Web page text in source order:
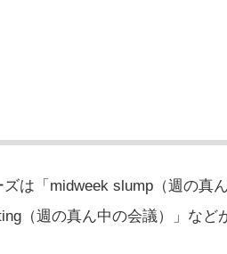
は「midweek slump（週の真
（週の真ん中の会議）」など